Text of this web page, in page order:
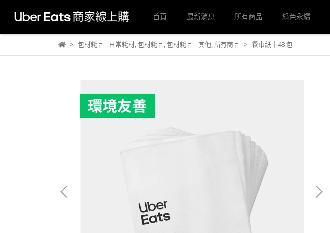
首頁 最新消息 所有商品 綠色永續
包材耗品 - 日常耗材,包材耗品,包材耗品 - 其他, 所有商品 餐巾紙｜48 包